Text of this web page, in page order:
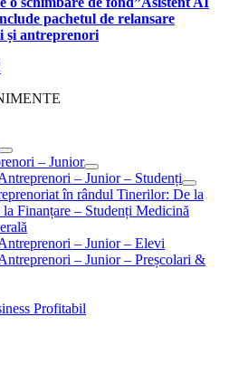
pachetul de relansare
și antreprenori
– Junior
– Junior – Studenți
în rândul Tinerilor: De la
la Finanțare – Studenți Medicină
– Junior – Elevi
– Junior – Preșcolari &
Profitabil